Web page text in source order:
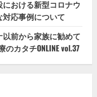
における新型コロナウ
応事例について
以前から家族に勧めて
カタチONLINE vol.37